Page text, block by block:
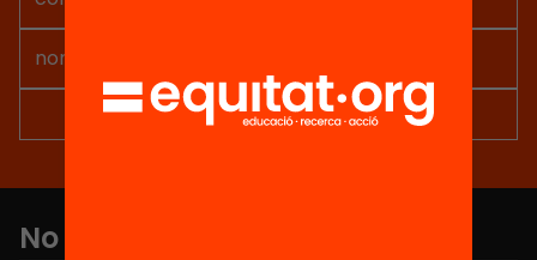
No et perdis res